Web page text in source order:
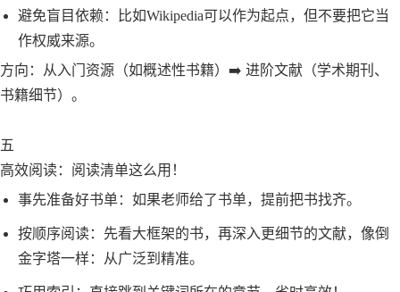
避免盲目依赖：比如Wikipedia可以作为起点，但不要把它当
作权威来源。
方向：从入门资源（如概述性书籍）➡️ 进阶文献（学术期刊、
书籍细节）。
五
高效阅读：阅读清单这么用！
事先准备好书单：如果老师给了书单，提前把书找齐。
按顺序阅读：先看大框架的书，再深入更细节的文献，像倒
金字塔一样：从广泛到精准。